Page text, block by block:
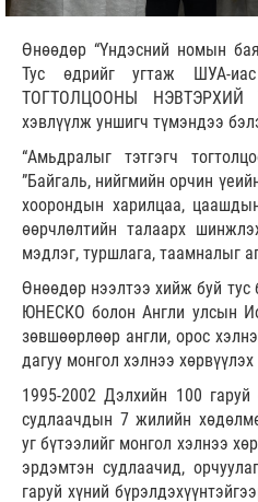
Өнөөдөр “Үндэсний номын
Тус өдрийг угтаж ШУА-
ТОГТОЛЦООНЫ НЭВТЭРХИЙ
хэвлүүлж уншигч түмэндээ
“Амьдралыг тэтгэгч
”Байгаль, нийгмийн орчин
хоорондын харилцаа,
өөрчлөлтийн талаарх
мэдлэг, туршлага, таамналыг
Өнөөдөр нээлтээ хийж буй
ЮНЕСКО болон Англи улсын
зөвшөөрлөөр англи, орос
дагуу монгол хэлнээ
1995-2002 Дэлхийн 100
судлаачдын 7 жилийн
уг бүтээлийг монгол хэлнээ
эрдэмтэн судлаачид,
гаруй хүний